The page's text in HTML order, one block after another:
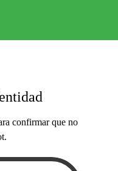
confirmar que no